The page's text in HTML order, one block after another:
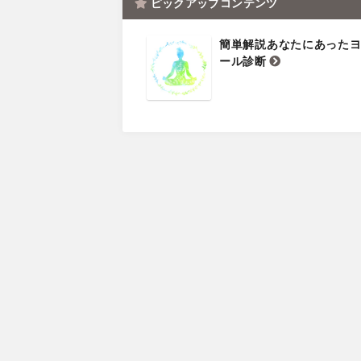
ピックアップコンテンツ
簡単解説あなたにあった
ール診断